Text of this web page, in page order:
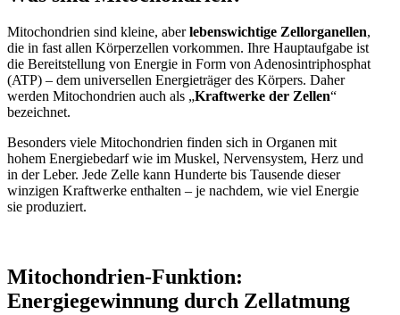
Mitochondrien sind kleine, aberlebenswichtige Zellorganellen,
die in fast allen Körperzellen vorkommen. Ihre Hauptaufgabe ist
die Bereitstellung von Energie in Form von Adenosintriphosphat
(ATP) – dem universellen Energieträger des Körpers. Daher
werden Mitochondrien auch als „Kraftwerke der Zellen“
bezeichnet.
Besonders viele Mitochondrien finden sich in Organen mit
hohem Energiebedarf wie im Muskel, Nervensystem, Herz und
in der Leber. Jede Zelle kann Hunderte bis Tausende dieser
winzigen Kraftwerke enthalten – je nachdem, wie viel Energie
sie produziert.
Mitochondrien-Funktion:
Energiegewinnung durch Zellatmung